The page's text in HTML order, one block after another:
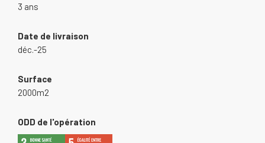
3 ans
Date de livraison
déc.-25
Surface
2000m2
ODD de l'opération